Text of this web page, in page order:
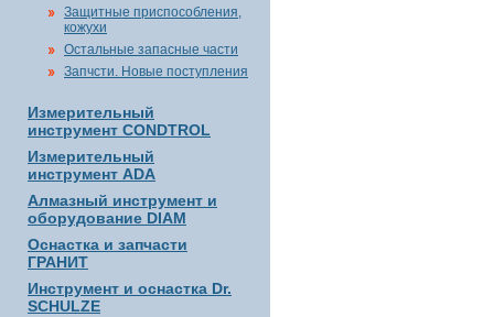
Защитные приспособления,
кожухи
Остальные запасные части
Запчсти. Новые поступления
Измерительный
инструмент CONDTROL
Измерительный
инструмент ADA
Алмазный инструмент и
оборудование DIAM
Оснастка и запчасти
ГРАНИТ
Инструмент и оснастка Dr.
SCHULZE